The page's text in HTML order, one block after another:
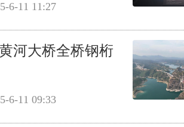
6-11 11:27
河大桥全桥钢桁
6-11 09:33